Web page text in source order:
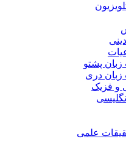
زبان پشتو
زبان دری
و فزیک
علمی